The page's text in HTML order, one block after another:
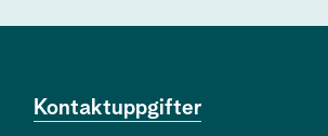
Kontaktuppgifter